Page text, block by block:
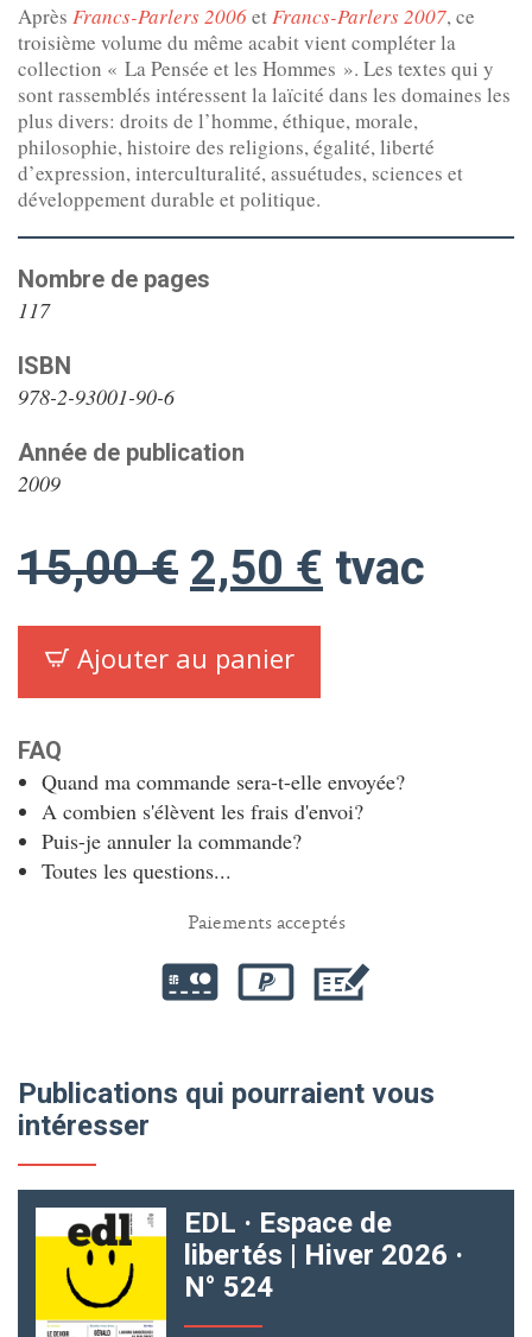
Après Francs-Parlers 2006etFrancs-Parlers 2007, ce
troisième volume du même acabit vient compléter la
collection « La Pensée et les Hommes ». Les textes qui y
sont rassemblés intéressent la laïcité dans les domaines les
plus divers: droits de l’homme, éthique, morale,
philosophie, histoire des religions, égalité, liberté
d’expression, interculturalité, assuétudes, sciences et
développement durable et politique.
Nombre de pages
117
ISBN
978-2-93001-90-6
Année de publication
2009
15,00€ Le
prix
initial
était :
15,00 €.
2,50 € Le
est :
2,50 €.
tvac
Ajouter au panier
FAQ
Quand ma commande sera-t-elle envoyée?
A combien s'élèvent les frais d'envoi?
Puis-je annuler la commande?
Toutes les questions...
Paiements acceptés
Publications qui pourraient vous
intéresser
EDL · Espace de
libertés | Hiver 2026 ·
N° 524